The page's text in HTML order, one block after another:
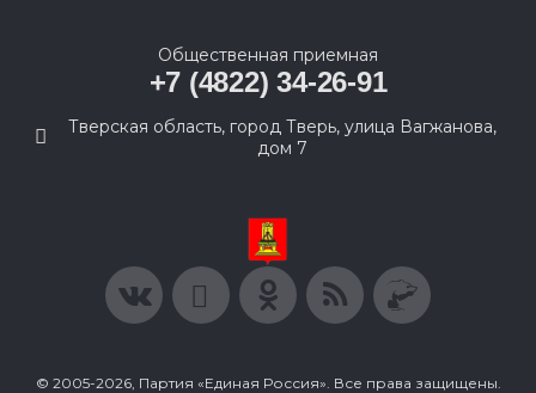
Общественная приемная
+7 (4822) 34-26-91
Тверская область, город Тверь, улица Вагжанова,
дом 7
© 2005-2026, Партия «Единая Россия». Все права защищены.